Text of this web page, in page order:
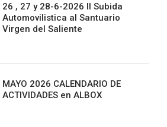
26 , 27 y 28-6-2026 II Subida
Automovilistica al Santuario
Virgen del Saliente
MAYO 2026 CALENDARIO DE
ACTIVIDADES en ALBOX